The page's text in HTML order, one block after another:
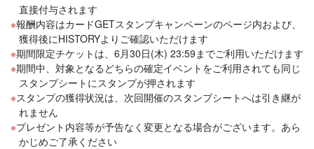
直接付与されます
報酬内容はカードGETスタンプキャンペーンのページ内および、
獲得後にHISTORYよりご確認いただけます
期間限定チケットは、6月30日(木) 23:59までご利用いただけます
期間中、対象となるどちらの確定イベントをご利用されても同じ
スタンプシートにスタンプが押されます
スタンプの獲得状況は、次回開催のスタンプシートへは引き継が
れません
プレゼント内容等が予告なく変更となる場合がございます。あら
かじめご了承ください